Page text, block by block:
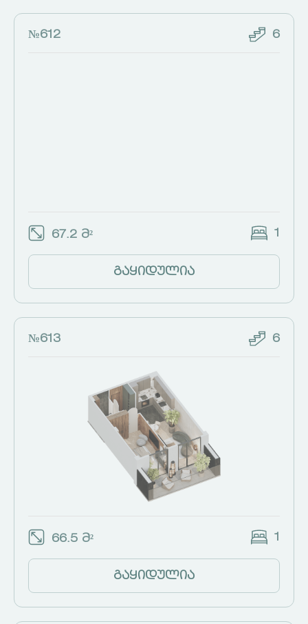
№612 6
67.2 მ² 1
გაყიდულია
№613 6
66.5 მ² 1
გაყიდულია